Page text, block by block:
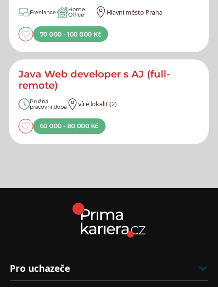
Freelance Home
Office Hlavní město Praha
70 000 - 100 000 Kč
Java Web developer s AJ (full-
remote)
Pružná
pracovní doba více lokalit (2)
60 000 - 80 000 Kč
Pro uchazeče